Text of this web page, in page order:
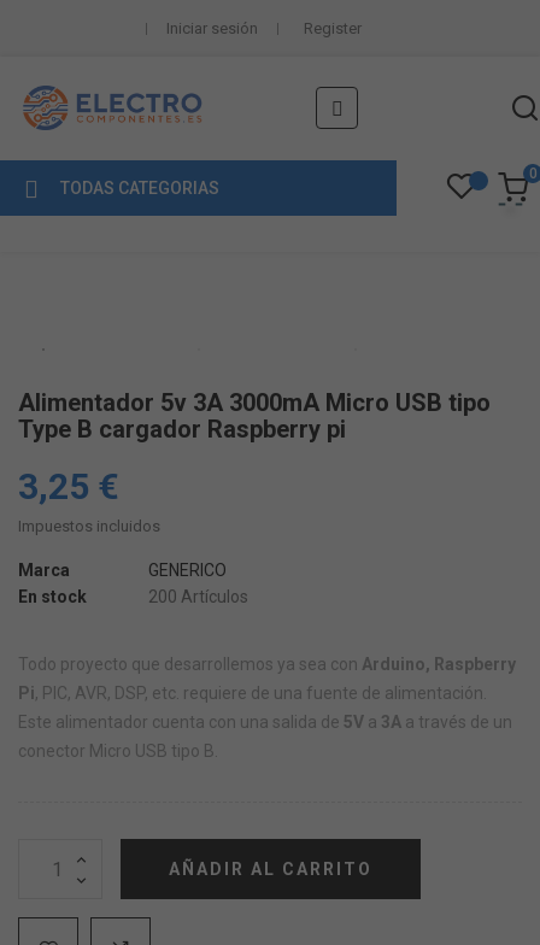
Iniciar sesión Register
Navegación
de
palanca
☰
TODAS CATEGORIAS
0
Alimentador 5v 3A 3000mA Micro USB tipo
Type B cargador Raspberry pi
3,25 €
Impuestos incluidos
Marca
GENERICO
En stock
200 Artículos
Todo proyecto que desarrollemos ya sea con Arduino, Raspberry
Pi, PIC, AVR, DSP, etc. requiere de una fuente de alimentación.
Este alimentador cuenta con una salida de 5V a 3A a través de un
conector Micro USB tipo B.
AÑADIR AL CARRITO